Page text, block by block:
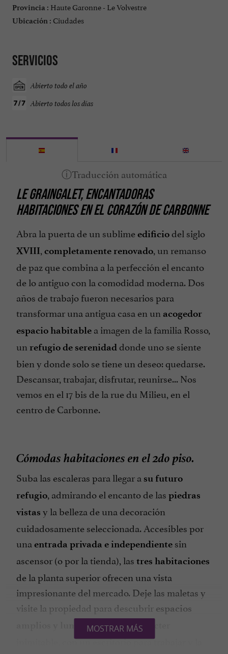
Provincia : Haute Garonne - Le Volvestre
Ubicación : Ciudades
Servicios
Abierto todo el año
Abierto todos los días
LE GRAINGALET, ENCANTADORAS
HABITACIONES EN EL CORAZÓN DE CARBONNE
Abra la puerta de un sublimeedificiodel siglo
XVIII, completamente renovado, un remanso
de paz que combina a la perfección el encanto
de lo antiguo con la comodidad moderna. Dos
años de trabajo fueron necesarios para
transformar una antigua casa en un acogedor
espacio habitable a imagen de la familia Rosso,
un refugio de serenidaddonde uno se siente
bien y donde solo se tiene un deseo: quedarse.
Descansar, trabajar, disfrutar, reunirse... Nos
vemos en el 17 bis de la rue du Milieu, en el
centro de Carbonne.
Cómodas habitaciones en el 2do piso.
Suba las escaleras para llegar a su futuro
refugio, admirando el encanto de las piedras
vistas y la belleza de una decoración
cuidadosamente seleccionada. Accesibles por
una entrada privada e independiente sin
ascensor (o por la tienda), las tres habitaciones
de la planta superior ofrecen una vista
impresionante del mercado. Deje las maletas y
visite la propiedad para descubrir espacios
amplios y luminososcon un carácter
inimitable, con un escritorio para trabajar y la
MOSTRAR MÁS